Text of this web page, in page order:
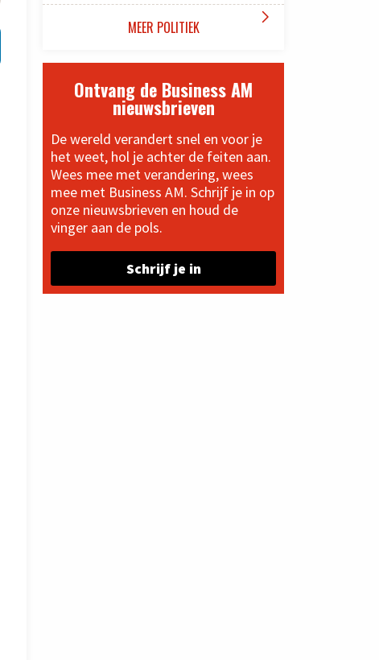
MEER POLITIEK 
Ontvang de Business AM
nieuwsbrieven
De wereld verandert snel en voor je
het weet, hol je achter de feiten aan.
Wees mee met verandering, wees
mee met Business AM. Schrijf je in op
onze nieuwsbrieven en houd de
vinger aan de pols.
Schrijf je in